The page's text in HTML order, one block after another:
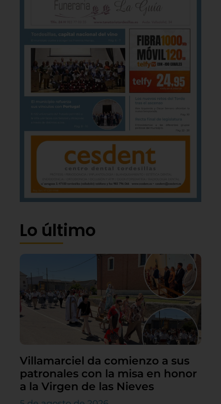
Lo último
Villamarciel da comienzo a sus
patronales con la misa en honor
a la Virgen de las Nieves